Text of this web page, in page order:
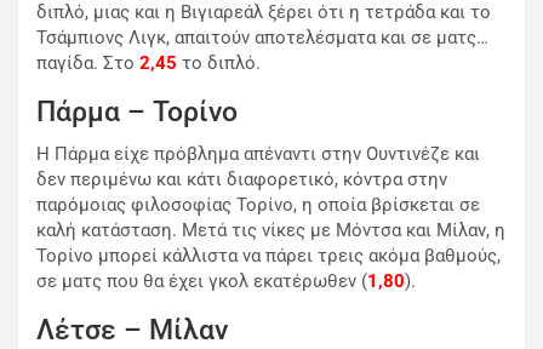
διπλό, μιας και η Βιγιαρεάλ ξέρει ότι η τετράδα και το
Τσάμπιονς Λιγκ, απαιτούν αποτελέσματα και σε ματς…
παγίδα. Στο 2,45 το διπλό.
Πάρμα – Τορίνο
Η Πάρμα είχε πρόβλημα απέναντι στην Ουντινέζε και
δεν περιμένω και κάτι διαφορετικό, κόντρα στην
παρόμοιας φιλοσοφίας Τορίνο, η οποία βρίσκεται σε
καλή κατάσταση. Μετά τις νίκες με Μόντσα και Μίλαν, η
Τορίνο μπορεί κάλλιστα να πάρει τρεις ακόμα βαθμούς,
σε ματς που θα έχει γκολ εκατέρωθεν (1,80).
Λέτσε – Μίλαν